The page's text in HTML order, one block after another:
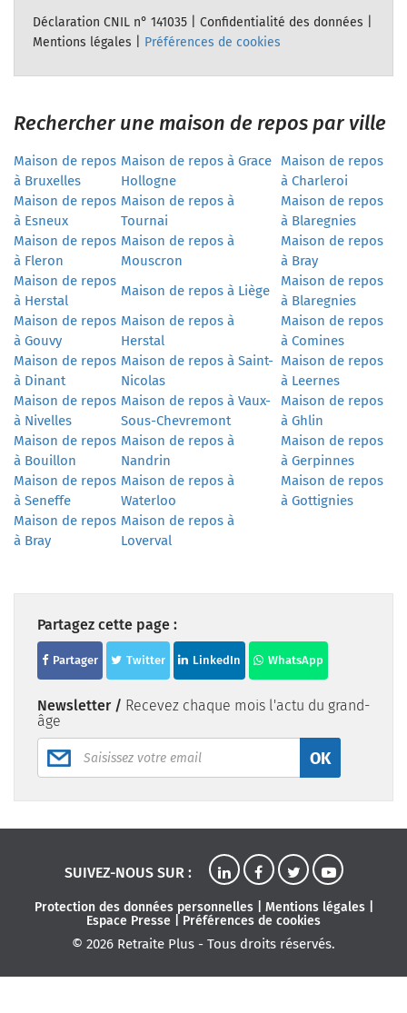
Déclaration CNIL n° 141035 | Confidentialité des données
Mentions légales
Préférences de cookies
Rechercher une maison de repos par ville
Maison de repos
à Bruxelles
Maison de repos à Grace
Hollogne
Maison de repos
à Charleroi
Maison de repos
à Esneux
Maison de repos à
Tournai
Maison de repos
à Blaregnies
Maison de repos
à Fleron
Maison de repos à
Mouscron
Maison de repos
à Bray
Maison de repos
à Herstal
Maison de repos à Liège
Maison de repos
à Blaregnies
Maison de repos
à Gouvy
Maison de repos à
Herstal
Maison de repos
à Comines
Maison de repos
à Dinant
Maison de repos à Saint-
Nicolas
Maison de repos
à Leernes
Maison de repos
à Nivelles
Maison de repos à Vaux-
Sous-Chevremont
Maison de repos
à Ghlin
Maison de repos
à Bouillon
Maison de repos à
Nandrin
Maison de repos
à Gerpinnes
Maison de repos
à Seneffe
Maison de repos à
Waterloo
Maison de repos
à Gottignies
Maison de repos
à Bray
Maison de repos à
Loverval
Partagez cette page :
Partager Twitter LinkedIn WhatsApp
Newsletter / Recevez chaque mois l'actu du grand-
âge
OK
SUIVEZ-NOUS SUR :
Protection des données personnelles| Mentions légales|
Espace Presse
Préférences de cookies
© 2026 Retraite Plus - Tous droits réservés.